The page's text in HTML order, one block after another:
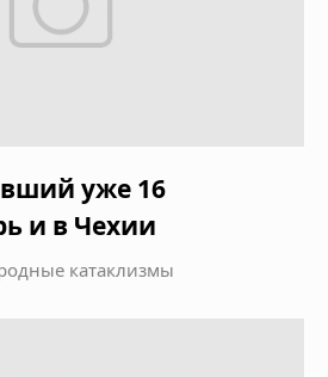
уже 16
и в Чехии
катаклизмы